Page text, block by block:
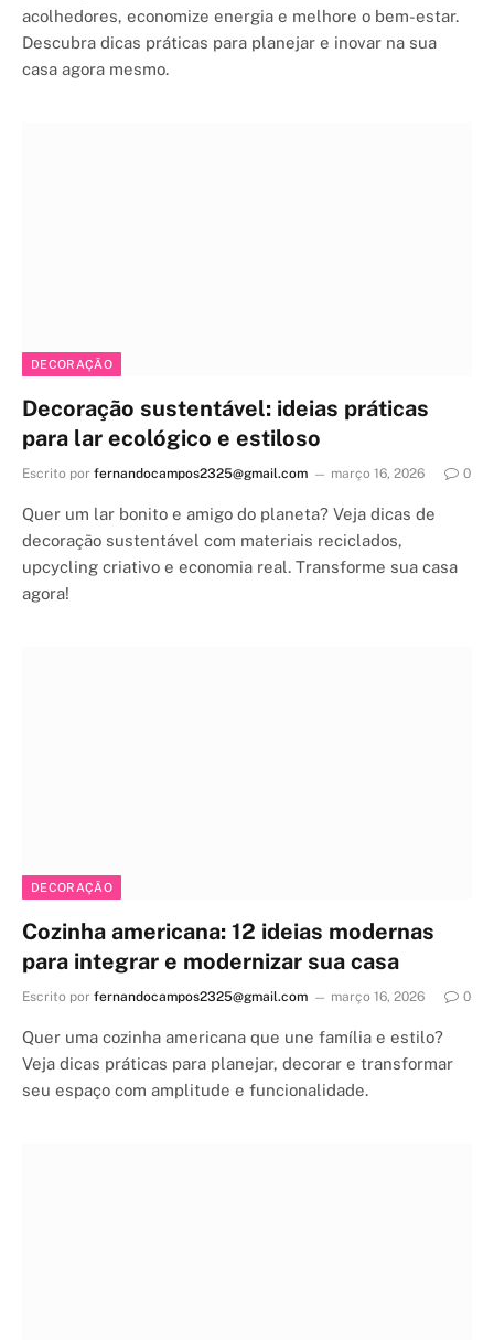
acolhedores, economize energia e melhore o bem-estar.
Descubra dicas práticas para planejar e inovar na sua
casa agora mesmo.
DECORAÇÃO
Decoração sustentável: ideias práticas
para lar ecológico e estiloso
Escrito por fernandocampos2325@gmail.com março 16, 2026 0
Quer um lar bonito e amigo do planeta? Veja dicas de
decoração sustentável com materiais reciclados,
upcycling criativo e economia real. Transforme sua casa
agora!
DECORAÇÃO
Cozinha americana: 12 ideias modernas
para integrar e modernizar sua casa
Escrito por fernandocampos2325@gmail.com março 16, 2026 0
Quer uma cozinha americana que une família e estilo?
Veja dicas práticas para planejar, decorar e transformar
seu espaço com amplitude e funcionalidade.